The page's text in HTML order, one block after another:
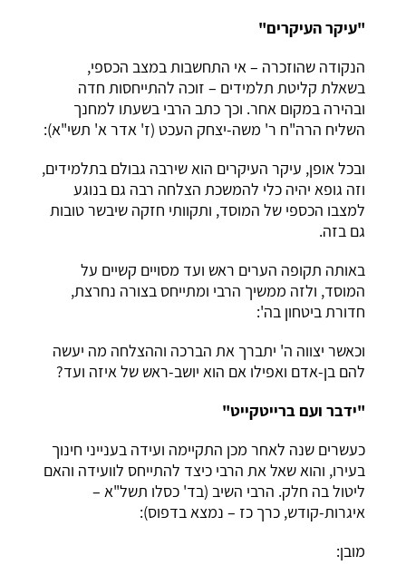
"עיקר העיקרים"
הנקודה שהוזכרה – אי התחשבות במצב הכספי,
בשאלת קליטת תלמידים – זוכה להתייחסות חדה
ובהירה במקום אחר. וכך כתב הרבי בשעתו למחנך
השליח הרה"ח ר' משה-יצחק העכט (ז' אדר א' תשי"א):
ובכל אופן, עיקר העיקרים הוא שירבה גבולם בתלמידים,
וזה גופא יהיה כלי להמשכת הצלחה רבה גם בנוגע
למצבו הכספי של המוסד, ותקוותי חזקה שיבשר טובות
גם בזה.
באותה תקופה הערים ראש ועד מסויים קשיים על
המוסד, ולזה ממשיך הרבי ומתייחס בצורה נחרצת,
חדורת ביטחון בה':
וכאשר יצווה ה' יתברך את הברכה וההצלחה מה יעשה
להם בן-אדם ואפילו אם הוא יושב-ראש של איזה ועד?
"ידבר ועם ברייטקייט"
כעשרים שנה לאחר מכן התקיימה ועידה בענייני חינוך
בעירו, והוא שאל את הרבי כיצד להתייחס לוועידה והאם
ליטול בה חלק. הרבי השיב (בד' כסלו תשל"א –
איגרות-קודש, כרך כז – נמצא בדפוס):
מובן: